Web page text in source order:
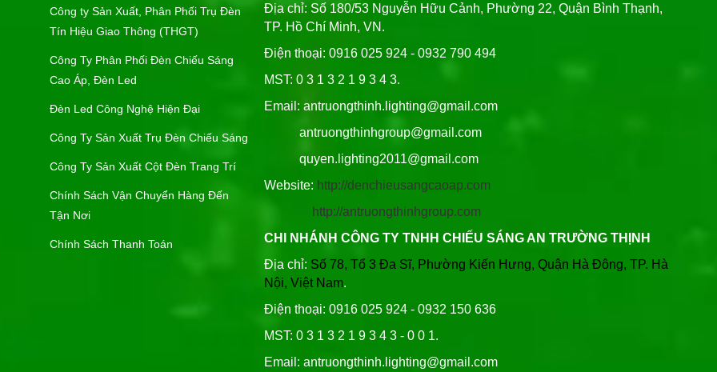
Công ty Sản Xuất, Phân Phối Trụ Đèn
Tín Hiệu Giao Thông (THGT)
Công Ty Phân Phối Đèn Chiếu Sáng
Cao Áp, Đèn Led
Đèn Led Công Nghệ Hiện Đại
Công Ty Sản Xuất Trụ Đèn Chiếu Sáng
Công Ty Sản Xuất Cột Đèn Trang Trí
Chính Sách Vận Chuyển Hàng Đến
Tận Nơi
Chính Sách Thanh Toán
Địa chỉ: Số 180/53 Nguyễn Hữu Cảnh, Phường 22, Quận Bình Thạnh,
TP. Hồ Chí Minh, VN.
Điện thoại: 0916 025 924 - 0932 790 494
MST: 0 3 1 3 2 1 9 3 4 3.
Email: antruongthinh.lighting@gmail.com
antruongthinhgroup@gmail.com
quyen.lighting2011@gmail.com
Website: http://denchieusangcaoap.com
http://antruongthinhgroup.com
CHI NHÁNH CÔNG TY TNHH CHIẾU SÁNG AN TRƯỜNG THỊNH
Địa chỉ: Số 78, Tổ 3 Đa Sĩ, Phường Kiến Hưng, Quận Hà Đông, TP. Hà
Nội, Việt Nam.
Điện thoại: 0916 025 924 - 0932 150 636
MST: 0 3 1 3 2 1 9 3 4 3 - 0 0 1.
Email: antruongthinh.lighting@gmail.com